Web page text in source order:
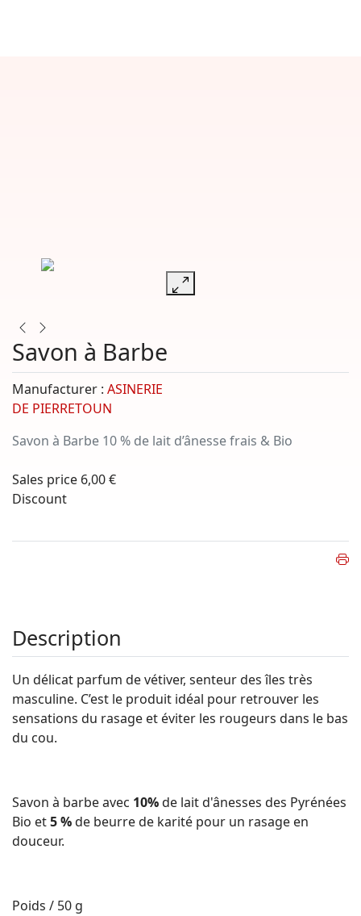
Savon à Barbe
Manufacturer : ASINERIE
DE PIERRETOUN
Savon à Barbe 10 % de lait d’ânesse frais & Bio
Sales price 6,00 €
Discount
Description
Un délicat parfum de vétiver, senteur des îles très
masculine. C’est le produit idéal pour retrouver les
sensations du rasage et éviter les rougeurs dans le bas
du cou.
Savon à barbe avec 10%de lait d'ânesses des Pyrénées
Bio et5 %de beurre de karité pour un rasage en
douceur.
Poids / 50 g